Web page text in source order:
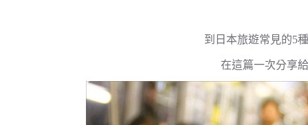
到日本旅遊常見的5
在這篇一次分享